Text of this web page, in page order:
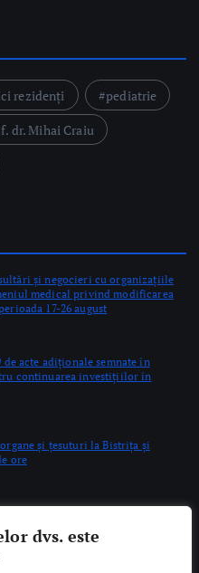
dvs. este
și negocieri cu organizațiile
medical privind modificarea
acte adiționale semnate în
continuarea investițiilor în
| Powered by